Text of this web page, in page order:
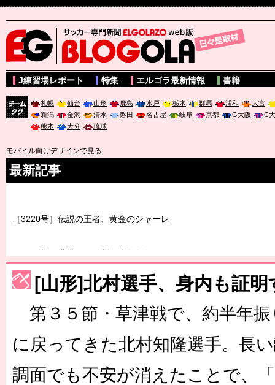
サッカー専門新聞ELGOLAZO web版 BLOGOLA
J練習場レポート 特集 エルゴラ最新情報 書籍
札幌 仙台 山形 鹿島 水戸 栃木 群馬 浦和
大宮
新潟
金沢 清水 磐田 名古屋 岐阜 京都 G大阪
C
熊本
大分 琉球
モバイル向けデザインで見る
最新記事
［3220号］伝説の王者、黄金のシャーレ
［3230号］世界一への夢は終わらない
［3223号］一丸。日本出陣
［3222号］史上最大のW杯開幕 注目は「個」
長谷川 アーリアジャスールさんがシンポジウム「気候変動から命
[山形]北村選手、身内も証
第３５節・草津戦で、約半年
に戻ってきた北村知隆選手。長
調面でも不安が消えたことで、